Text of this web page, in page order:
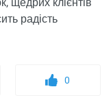
радість
0